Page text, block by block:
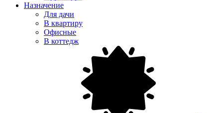
Назначение
Для дачи
В квартиру
Офисные
В коттедж